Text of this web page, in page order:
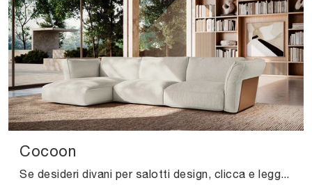
Cocoon
Se desideri divani per salotti design, clicca e leggi di più sul modello Cocoon in tessuto del brand Felis.